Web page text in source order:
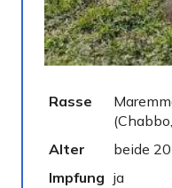
Rasse
Alter
beide
Impfung ja